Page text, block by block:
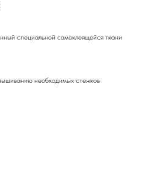
специальной самоклеящейся ткани
необходимых стежков